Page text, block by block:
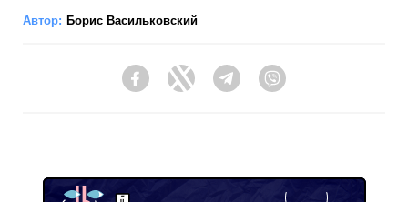
Автор: Борис Васильковский
FacebookTwitter Telegram